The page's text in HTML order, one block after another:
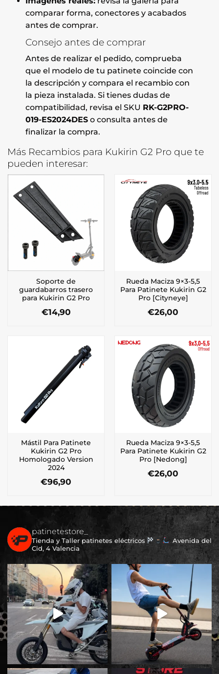
comparar forma, conectores y acabados
antes de comprar.
Consejo antes de comprar
Antes de realizar el pedido, comprueba
que el modelo de tu patinete coincide con
la descripción y compara el recambio con
la pieza instalada. Si tienes dudas de
compatibilidad, revisa el SKU RK-G2PRO-
019-ES2024DESo consulta antes de
finalizar la compra.
Más Recambios para Kukirin G2 Pro que te
pueden interesar:
Soporte de
guardabarros trasero
para Kukirin G2 Pro
€14,90
Rueda Maciza 9×3-5,5
Para Patinete Kukirin G2
Pro [Cityneye]
€26,00
Mástil Para Patinete
Kukirin G2 Pro
Homologado Version
2024
€96,90
Rueda Maciza 9×3-5,5
Para Patinete Kukirin G2
Pro [Nedong]
€26,00
patinetestore_
Tienda y Taller patinetes eléctricos
Avenida del
Cid, 4 Valencia